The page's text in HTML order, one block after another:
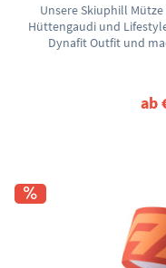
Unsere Skiuphill
Hüttengaudi und
Dynafit Outfit und
ab